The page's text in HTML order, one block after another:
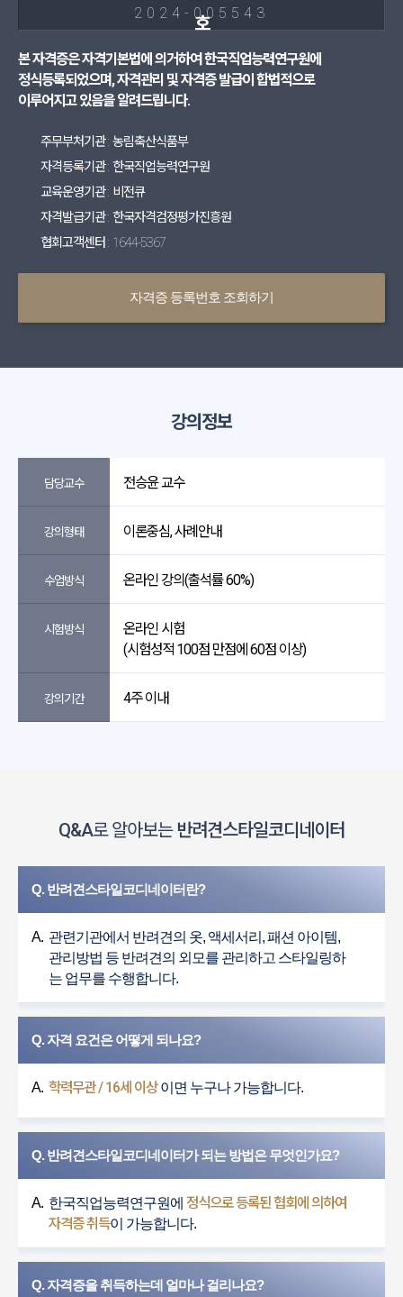
호
2024-005543
본 자격증은 자격기본법에 의거하여 한국직업능력연구원에
정식등록되었으며, 자격관리 및 자격증 발급이 합법적으로
이루어지고 있음을 알려드립니다.
주무부처기관 : 농림축산식품부
자격등록기관 : 한국직업능력연구원
교육운영기관 : 비전큐
자격발급기관 : 한국자격검정평가진흥원
협회고객센터 : 1644-5367
자격증 등록번호 조회하기
강의정보
담당교수 전승윤 교수
강의형태 이론중심, 사례안내
수업방식 온라인 강의(출석률 60%)
시험방식
온라인 시험
(시험성적 100점 만점에 60점 이상)
강의기간 4주 이내
Q&A로 알아보는 반려견스타일코디네이터
Q. 반려견스타일코디네이터란?
A. 관련기관에서 반려견의 옷, 액세서리, 패션 아이템,
관리방법 등 반려견의 외모를 관리하고 스타일링하
는 업무를 수행합니다.
Q. 자격 요건은 어떻게 되나요?
A. 학력무관 / 16세 이상이면 누구나 가능합니다.
Q. 반려견스타일코디네이터가 되는 방법은 무엇인가요?
A. 한국직업능력연구원에 정식으로 등록된 협회에 의하여
자격증 취득이 가능합니다.
Q. 자격증을 취득하는데 얼마나 걸리나요?